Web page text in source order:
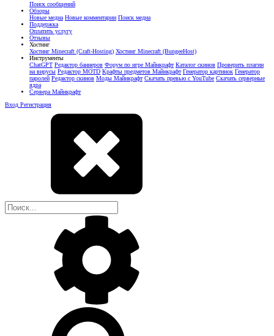
Поиск сообщений
Обзоры
Новые медиа Новые комментарии Поиск медиа
Поддержка
Оплатить услугу
Отзывы
Хостинг
Хостинг Minecraft (Craft-Hosting) Хостинг Minecraft (BungeeHost)
Инструменты
ChatGPT Редактор баннеров Форум по игре Майнкрафт Каталог скинов Проверить плагин
на вирусы Редактор MOTD Крафты предметов Майнкрафт Генератор картинок Генератор
паролей Редактор скинов Моды Майнкрафт Скачать превью с YouTube Скачать серверные
ядра
Сервера Майнкрафт
Вход Регистрация